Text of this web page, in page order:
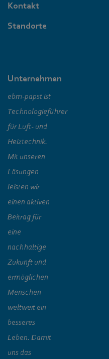
Kontakt
Standorte
Unternehmen
ebm‑papst ist
Technologieführer
für Luft- und
Heiztechnik.
Mit unseren
Lösungen
leisten wir
einen aktiven
Beitrag für
eine
nachhaltige
Zukunft und
ermöglichen
Menschen
weltweit ein
besseres
Leben. Damit
uns das